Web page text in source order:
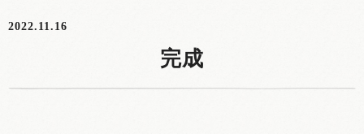
2022.11.16
完成